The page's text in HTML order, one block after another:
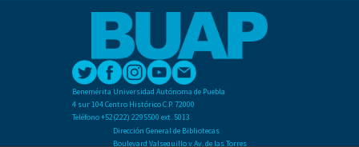
Benemérita Universidad Autónoma de Puebla
4 sur 104 Centro Histórico C.P. 72000
Teléfono +52(222) 2295500 ext. 5013
Dirección General de Bibliotecas
Boulevard Valsequillo y Av. de las Torres